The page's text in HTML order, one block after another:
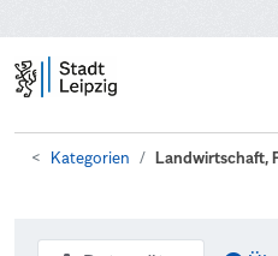
Kategorien Landwirtschaft,